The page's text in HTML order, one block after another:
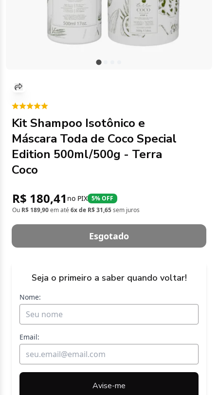
Kit Shampoo Isotônico e
Máscara Toda de Coco Special
Edition 500ml/500g - Terra
Coco
R$ 180,41 no PIX 5% OFF
Ou R$ 189,90em até6x de R$ 31,65sem juros
Esgotado
Seja o primeiro a saber quando voltar!
Nome:
Email:
Avise-me